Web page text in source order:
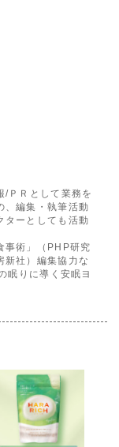
/ＰＲとして業務を
、編集・執筆活動
ターとしても活動
事術」（PHP研究
新社）編集協力な
眠りに導く安眠ヨ